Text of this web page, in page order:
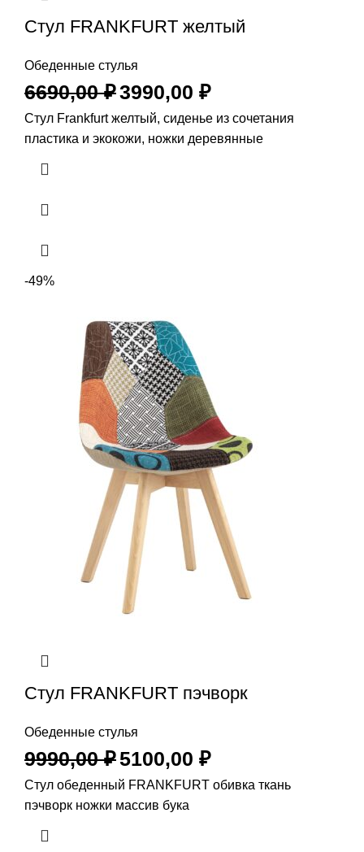
Стул FRANKFURT желтый
Обеденные стулья
6690,00₽3990,00 ₽
Стул Frankfurt желтый, сиденье из сочетания
пластика и экокожи, ножки деревянные
-49%
Стул FRANKFURT пэчворк
Обеденные стулья
9990,00₽5100,00 ₽
Стул обеденный FRANKFURT обивка ткань
пэчворк ножки массив бука